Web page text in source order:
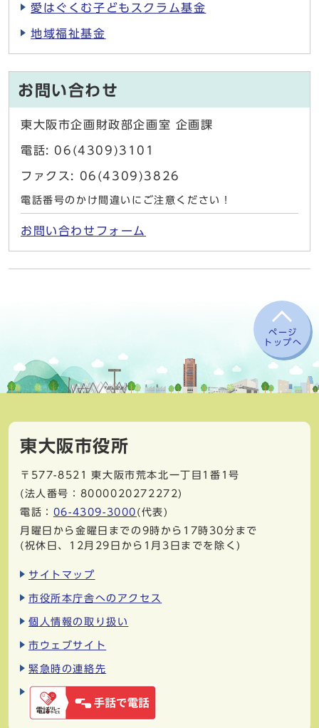
愛はぐくむ子どもスクラム基金
地域福祉基金
お問い合わせ
東大阪市企画財政部企画室 企画課
電話: 06(4309)3101
ファクス: 06(4309)3826
電話番号のかけ間違いにご注意ください！
お問い合わせフォーム
ページ
トップへ
東大阪市役所
〒577-8521
東大阪市荒本北一丁目1番1号
(法人番号：8000020272272)
電話： 06-4309-3000 (代表)
月曜日から金曜日までの9時から17時30分まで
(祝休日、12月29日から1月3日までを除く)
サイトマップ
市役所本庁舎へのアクセス
個人情報の取り扱い
市ウェブサイト
緊急時の連絡先